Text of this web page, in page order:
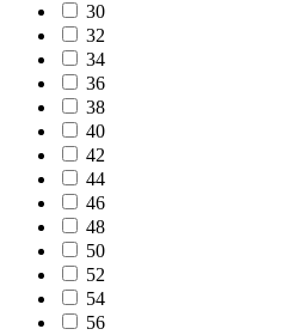
30
32
34
36
38
40
42
44
46
48
50
52
54
56